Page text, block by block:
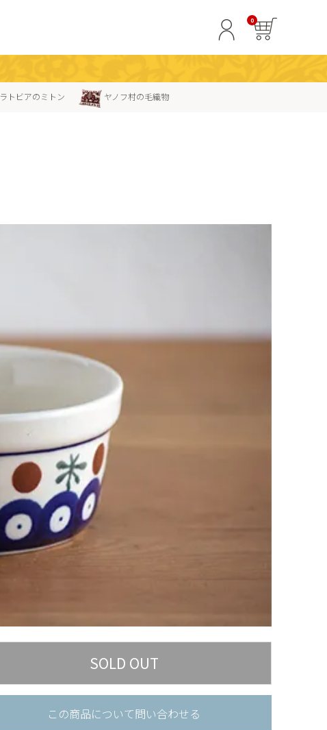
0
ラトビアのミトン ヤノフ村の毛織物
この商品について問い合わせる